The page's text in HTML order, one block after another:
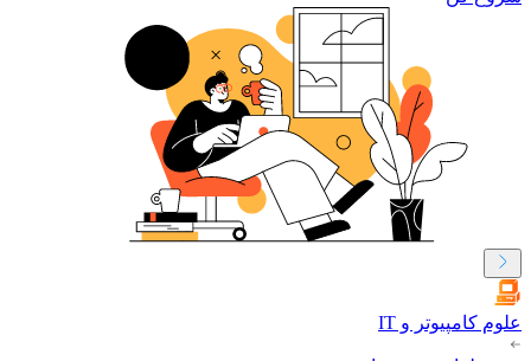
علوم کامپیوتر و IT